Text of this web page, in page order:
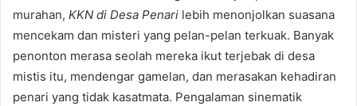
murahan, KKN di Desa Penari lebih menonjolkan suasana
mencekam dan misteri yang pelan-pelan terkuak. Banyak
penonton merasa seolah mereka ikut terjebak di desa
mistis itu, mendengar gamelan, dan merasakan kehadiran
penari yang tidak kasatmata. Pengalaman sinematik